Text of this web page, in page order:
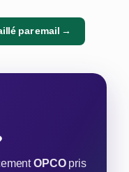
par email →
OPCOpris